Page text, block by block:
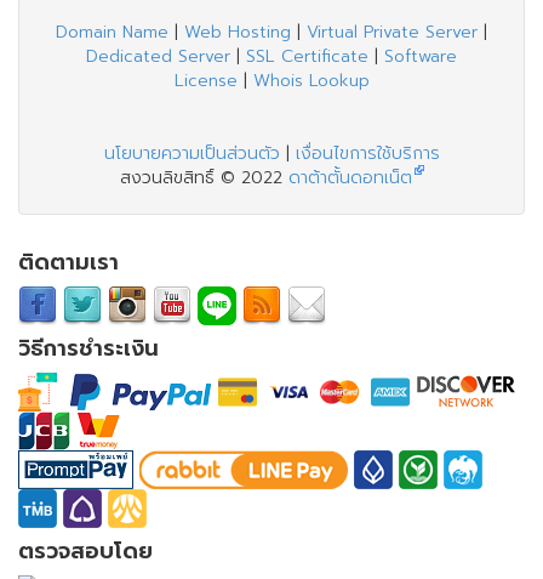
Domain Name | Web Hosting | Virtual Private Server |
Dedicated Server | SSL Certificate | Software
License | Whois Lookup
นโยบายความเป็นส่วนตัว | เงื่อนไขการใช้บริการ
สงวนลิขสิทธิ์ © 2022 ดาต้าตั้นดอทเน็ต
ติดตามเรา
วิธีการชำระเงิน
ตรวจสอบโดย